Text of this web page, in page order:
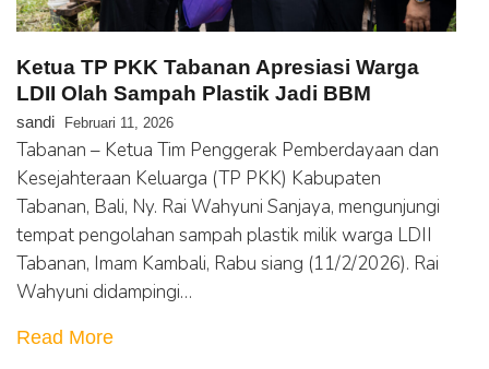
Ketua TP PKK Tabanan Apresiasi Warga
LDII Olah Sampah Plastik Jadi BBM
sandi Februari 11, 2026
Tabanan – Ketua Tim Penggerak Pemberdayaan dan
Kesejahteraan Keluarga (TP PKK) Kabupaten
Tabanan, Bali, Ny. Rai Wahyuni Sanjaya, mengunjungi
tempat pengolahan sampah plastik milik warga LDII
Tabanan, Imam Kambali, Rabu siang (11/2/2026). Rai
Wahyuni didampingi…
Read More